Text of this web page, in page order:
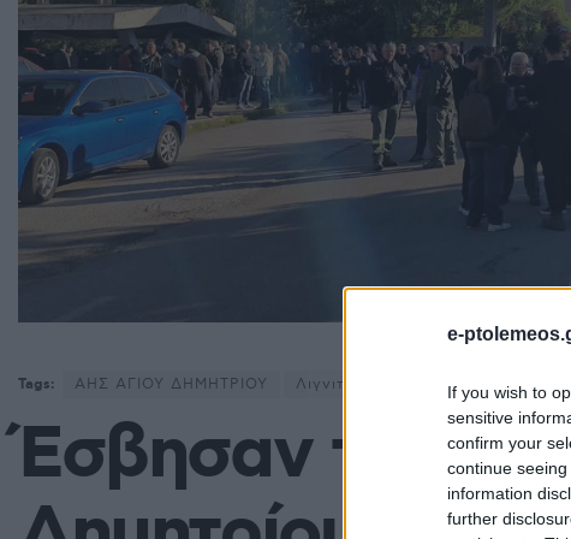
e-
If you wish to
sensitive
confirm your
continue
information
further
Tags: ΑΗΣ ΑΓΙΟΥ ΔΗΜΗΤΡΙΟΥ Λιγνιτικές Μονάδες στάση
Έσβησαν τα